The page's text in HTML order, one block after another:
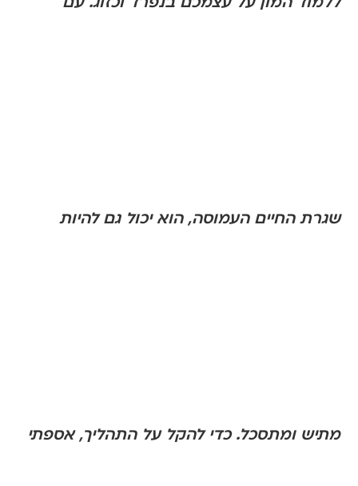
שגרת החיים העמוסה, הוא יכול גם להיות
מתיש ומתסכל. כדי להקל על התהליך, אספתי